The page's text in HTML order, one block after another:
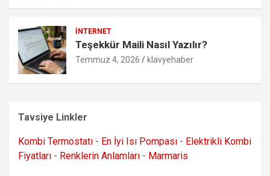
İNTERNET
Teşekkür Maili Nasıl Yazılır?
Temmuz 4, 2026 klavyehaber
Tavsiye Linkler
Kombi Termostatı - En İyi Isı Pompası - Elektrikli Kombi
Fiyatları - Renklerin Anlamları - Marmaris